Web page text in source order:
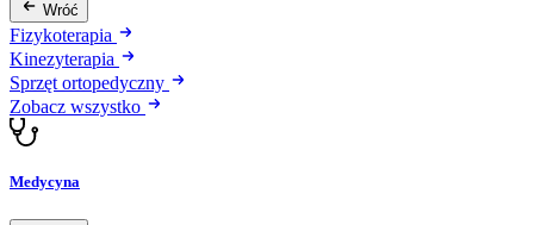
Wróć
Fizykoterapia
Kinezyterapia
Sprzęt ortopedyczny
Zobacz wszystko
Medycyna